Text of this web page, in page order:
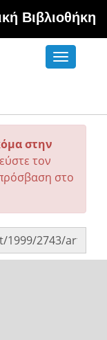
Βιβλιοθήκη
Toggle
στην
τον
στο